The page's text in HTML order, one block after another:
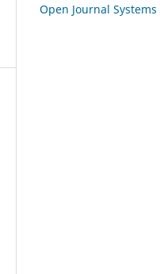
Open Journal Systems